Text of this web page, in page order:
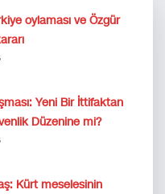
oylaması ve Özgür
Yeni Bir İttifaktan
Düzenine mi?
Kürt meselesinin